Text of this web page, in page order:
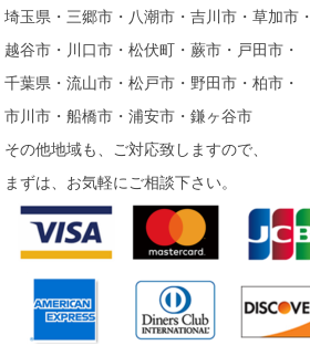
埼玉県・三郷市・八潮市・吉川市・草加市・
越谷市・川口市・松伏町・蕨市・戸田市・
千葉県・流山市・松戸市・野田市・柏市・
市川市・船橋市・浦安市・鎌ヶ谷市
その他地域も、ご対応致しますので、
まずは、お気軽にご相談下さい。